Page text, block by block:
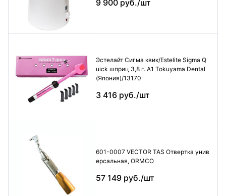
9 900 руб./шт
Эстелайт Сигма квик/Estelite Sigma Q
uick шприц 3,8 г. А1 Tokuyama Dental
(Япония)/13170
3 416 руб./шт
601-0007 VECTOR TAS Отвертка унив
ерсальная, ORMCO
57 149 руб./шт